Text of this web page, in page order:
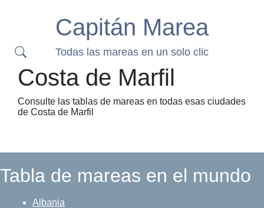
Capitán Marea
Todas las mareas en un solo clic
Costa de Marfil
Consulte las tablas de mareas en todas esas ciudades
de Costa de Marfil
Tabla de mareas en el mundo
Albania